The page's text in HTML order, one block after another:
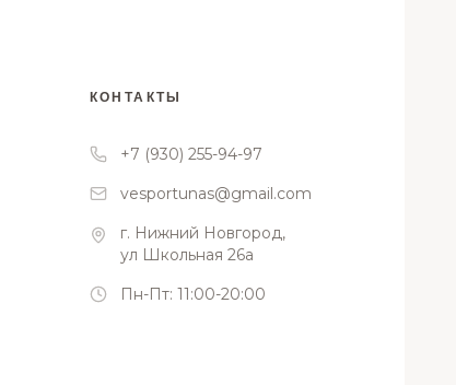
КОНТАКТЫ
+7 (930) 255-94-97
vesportunas@gmail.com
г. Нижний Новгород,
ул Школьная 26а
Пн-Пт: 11:00-20:00